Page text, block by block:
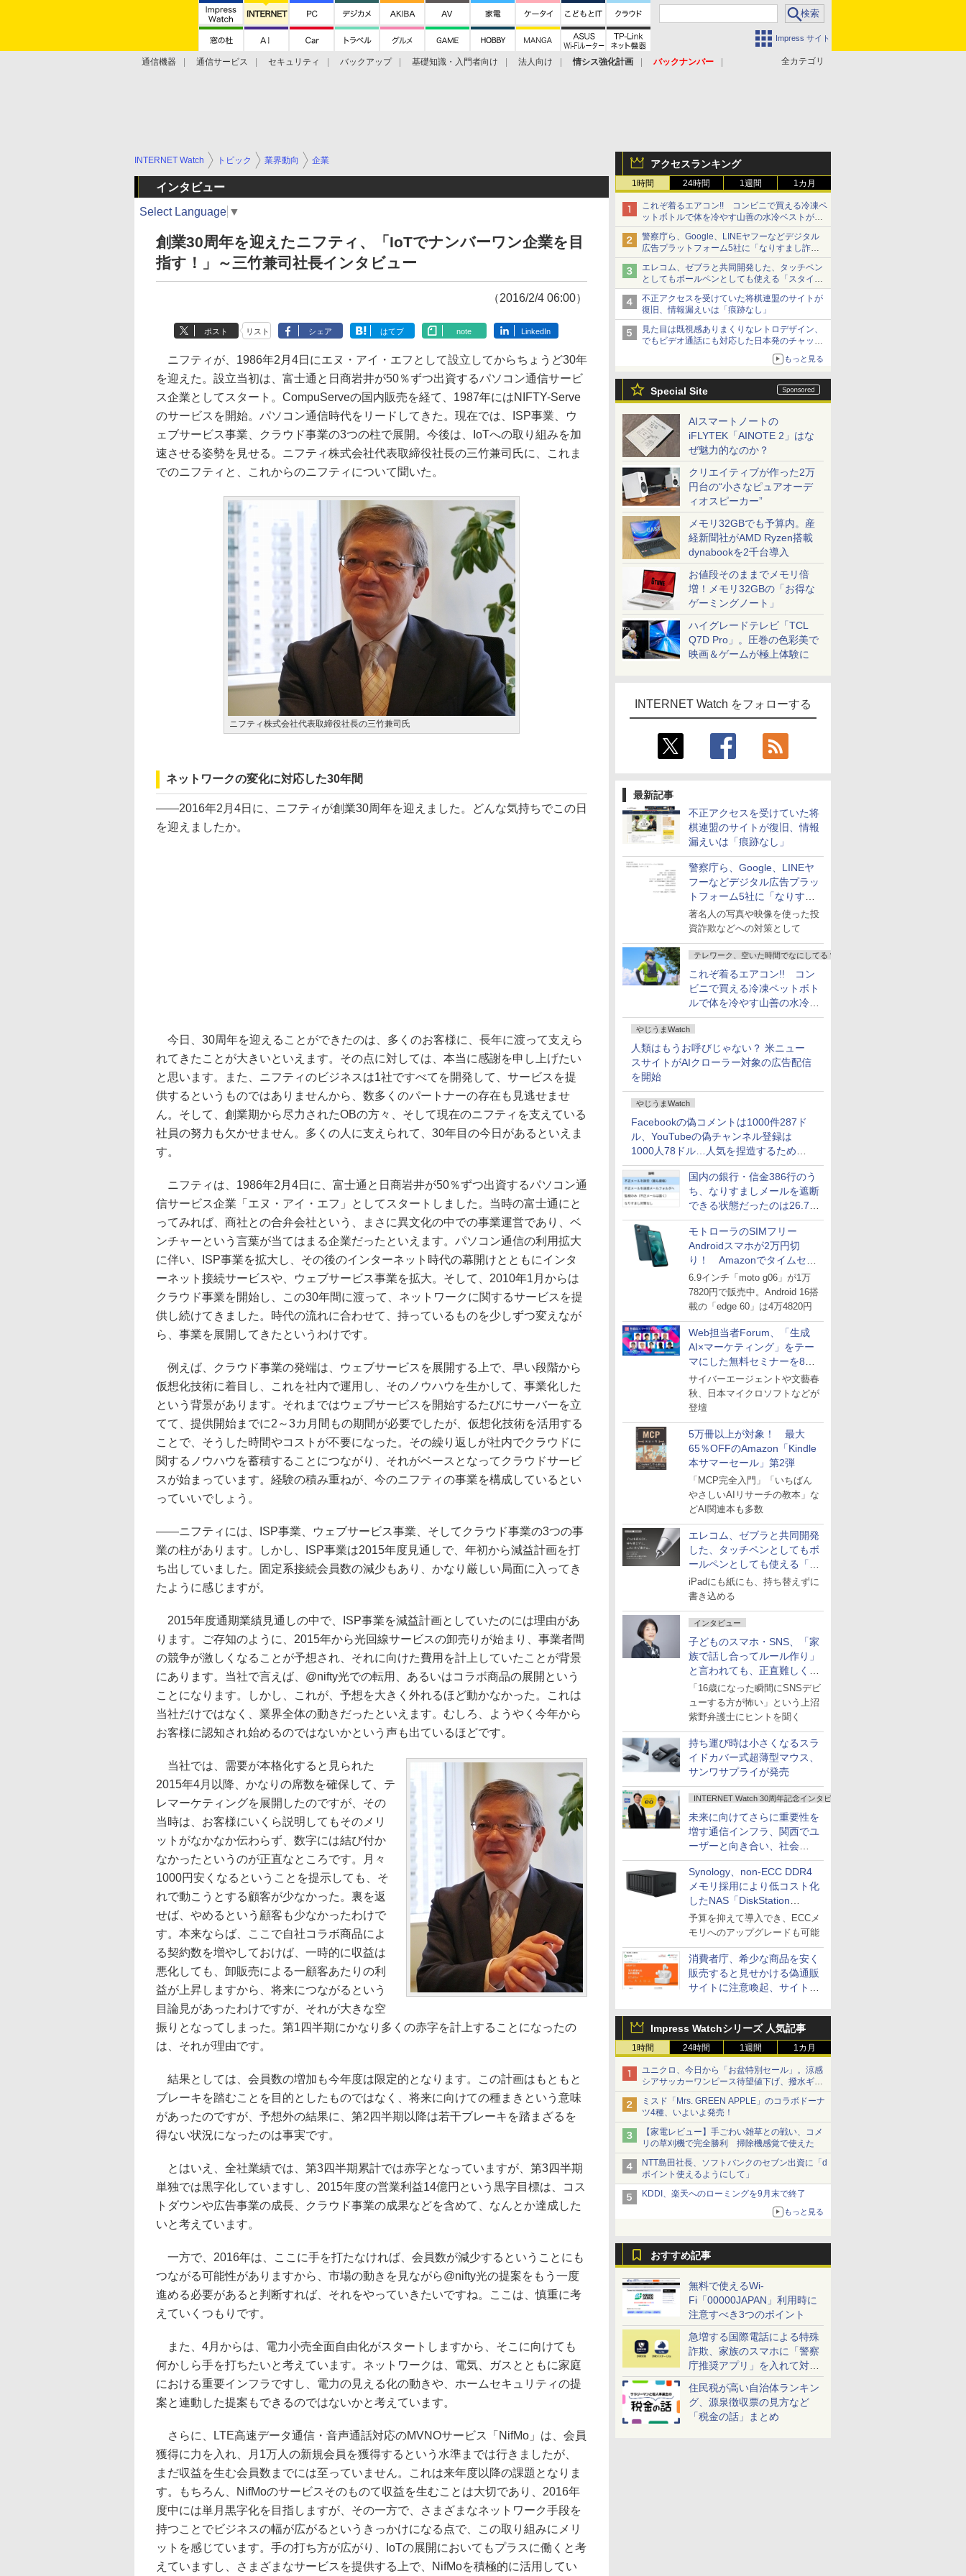
Impress サイト
全カテゴリ
通信機器 通信サービス セキュリティ バックアップ 基礎知識・入門者向け 法人向け 情シス強化計画
バックナンバー
アクセスランキング
1時間 24時間 1週間 1カ月
これぞ着るエアコン!! コンビニで買える冷凍ペ
ットボトルで体を冷やす山善の水冷ベストがロ
ードバイクにちょうどいい【ぼっち・ざ・ろー
ど！その14】【空いた時間でなにしてる？】
警察庁ら、Google、LINEヤフーなどデジタル
広告プラットフォーム5社に「なりすまし詐欺
広告」対策強化を要請 著名人の写真や映像を
使った投資詐欺などへの対策として
エレコム、ゼブラと共同開発した、タッチペン
としてもボールペンとしても使える「スタイラ
スツーウェイ」発売 iPadにも紙にも、持ち替
えずに書き込める
不正アクセスを受けていた将棋連盟のサイトが
復旧、情報漏えいは「痕跡なし」
見た目は既視感ありまくりなレトロデザイン、
でもビデオ通話にも対応した日本発のチャット
もっと見る
Special Site
AIスマートノートの
iFLYTEK「AINOTE 2」はな
ぜ魅力的なのか？
クリエイティブが作った2万
円台の“小さなピュアオーデ
ィオスピーカー”
メモリ32GBでも予算内。産
経新聞社がAMD Ryzen搭載
dynabookを2千台導入
お値段そのままでメモリ倍
増！メモリ32GBの「お得な
ゲーミングノート」
ハイグレードテレビ「TCL
Q7D Pro」。圧巻の色彩美で
映画＆ゲームが極上体験に
INTERNET Watch をフォローする
最新記事
不正アクセスを受けていた将
棋連盟のサイトが復旧、情報
漏えいは「痕跡なし」
警察庁ら、Google、LINEヤ
フーなどデジタル広告プラッ
トフォーム5社に「なりすま
し詐欺広告」対策強化を要請
著名人の写真や映像を使った投
資詐欺などへの対策として
テレワーク、空いた時間でなにしてる？
これぞ着るエアコン!! コン
ビニで買える冷凍ペットボト
ルで体を冷やす山善の水冷ベ
ストがロードバイクにちょう
どいい【ぼっち・ざ・ろー
ど！その14】
やじうまWatch
人類はもうお呼びじゃない？ 米ニュー
スサイトがAIクローラー対象の広告配信
を開始
やじうまWatch
Facebookの偽コメントは1000件287ド
ル、YouTubeの偽チャンネル登録は
1000人78ドル…人気を捏造するための
価格リストが公開中
国内の銀行・信金386行のう
ち、なりすましメールを遮断
できる状態だったのは26.7％
にとどまる～GMOブランド
セキュリティ調査
モトローラのSIMフリー
Androidスマホが2万円切
り！ Amazonでタイムセー
ル
6.9インチ「moto g06」が1万
7820円で販売中。Android 16搭
載の「edge 60」は4万4820円
Web担当者Forum、「生成
AI×マーケティング」をテー
マにした無料セミナーを8月
27日にオンライン開催
サイバーエージェントや文藝春
秋、日本マイクロソフトなどが
登壇
5万冊以上が対象！ 最大
65％OFFのAmazon「Kindle
本サマーセール」第2弾
「MCP完全入門」「いちばん
やさしいAIリサーチの教本」な
どAI関連本も多数
エレコム、ゼブラと共同開発
した、タッチペンとしてもボ
ールペンとしても使える「ス
タイラスツーウェイ」発売
iPadにも紙にも、持ち替えずに
書き込める
インタビュー
子どものスマホ・SNS、「家
族で話し合ってルール作り」
と言われても、正直難しくな
いですか？
「16歳になった瞬間にSNSデビ
ューする方が怖い」という上沼
紫野弁護士にヒントを聞く
持ち運び時は小さくなるスラ
イドカバー式超薄型マウス、
サンワサプライが発売
INTERNET Watch 30周年記念インタビュー
未来に向けてさらに重要性を
増す通信インフラ、関西でユ
ーザーと向き合い、社会
の“あたらしい”を起動し続け
る～オプテージ
Synology、non-ECC DDR4
メモリ採用により低コスト化
したNAS「DiskStation
neo+」シリーズ
予算を抑えて導入でき、ECCメ
モリへのアップグレードも可能
消費者庁、希少な商品を安く
販売すると見せかける偽通販
サイトに注意喚起、サイト名
Impress Watchシリーズ 人気記事
1時間 24時間 1週間 1カ月
ユニクロ、今日から「お盆特別セール」。涼感
シアサッカーワンピース待望値下げ、撥水ギア
ショーツは1990円に
ミスド「Mrs. GREEN APPLE」のコラボドーナ
ツ4種、いよいよ発売！
【家電レビュー】手ごわい雑草との戦い、コメ
リの草刈機で完全勝利 掃除機感覚で使えた
NTT島田社長、ソフトバンクのセブン出資に「d
ポイント使えるようにして」
KDDI、楽天へのローミングを9月末で終了
もっと見る
おすすめ記事
無料で使えるWi-
Fi「00000JAPAN」利用時に
注意すべき3つのポイント
急増する国際電話による特殊
詐欺、家族のスマホに「警察
庁推奨アプリ」を入れて対策
しよう！
住民税が高い自治体ランキン
グ、源泉徴収票の見方など
「税金の話」まとめ
INTERNET Watch トピック 業界動向 企業
インタビュー
Select Language ▼
創業30周年を迎えたニフティ、「IoTでナンバーワン企業を目
指す！」～三竹兼司社長インタビュー
（2016/2/4 06:00）
ポスト リスト シェア はてブ note LinkedIn
ニフティが、1986年2月4日にエヌ・アイ・エフとして設立してからちょうど30年
を迎えた。設立当初は、富士通と日商岩井が50％ずつ出資するパソコン通信サービ
ス企業としてスタート。CompuServeの国内販売を経て、1987年にはNIFTY-Serve
のサービスを開始。パソコン通信時代をリードしてきた。現在では、ISP事業、ウ
ェブサービス事業、クラウド事業の3つの柱で展開。今後は、IoTへの取り組みを加
速させる姿勢を見せる。ニフティ株式会社代表取締役社長の三竹兼司氏に、これま
でのニフティと、これからのニフティについて聞いた。
ニフティ株式会社代表取締役社長の三竹兼司氏
ネットワークの変化に対応した30年間
――2016年2月4日に、ニフティが創業30周年を迎えました。どんな気持ちでこの日
を迎えましたか。
今日、30周年を迎えることができたのは、多くのお客様に、長年に渡って支えら
れてきたことが大きいといえます。その点に対しては、本当に感謝を申し上げたい
と思います。また、ニフティのビジネスは1社ですべてを開発して、サービスを提
供するというものではありませんから、数多くのパートナーの存在も見逃せませ
ん。そして、創業期から尽力されたOBの方々、そして現在のニフティを支えている
社員の努力も欠かせません。多くの人に支えられて、30年目の今日があるといえま
す。
ニフティは、1986年2月4日に、富士通と日商岩井が50％ずつ出資するパソコン通
信サービス企業「エヌ・アイ・エフ」としてスタートしました。当時の富士通にと
ってみれば、商社との合弁会社という、まさに異文化の中での事業運営であり、ベ
ンチャーという言葉が当てはまる企業だったといえます。パソコン通信の利用拡大
に伴い、ISP事業を拡大し、その後のインターネット時代の幕開けとともにインタ
ーネット接続サービスや、ウェブサービス事業を拡大。そして、2010年1月からは
クラウド事業を開始し、この30年間に渡って、ネットワークに関するサービスを提
供し続けてきました。時代の流れに合わせて、持っているものを少しずつ変えなが
ら、事業を展開してきたというわけです。
例えば、クラウド事業の発端は、ウェブサービスを展開する上で、早い段階から
仮想化技術に着目し、これを社内で運用し、そのノウハウを生かして、事業化した
という背景があります。それまではウェブサービスを開始するたびにサーバーを立
てて、提供開始までに2～3カ月間もの期間が必要でしたが、仮想化技術を活用する
ことで、そうした時間やコストが不要になった。その繰り返しが社内でクラウドに
関するノウハウを蓄積することにつながり、それがベースとなってクラウドサービ
スが始まっています。経験の積み重ねが、今のニフティの事業を構成しているとい
っていいでしょう。
――ニフティには、ISP事業、ウェブサービス事業、そしてクラウド事業の3つの事
業の柱があります。しかし、ISP事業は2015年度見通しで、年初から減益計画を打
ち出していました。固定系接続会員数の減少もあり、かなり厳しい局面に入ってき
たように感じますが。
2015年度通期業績見通しの中で、ISP事業を減益計画としていたのには理由があ
ります。ご存知のように、2015年から光回線サービスの卸売りが始まり、事業者間
の競争が激しくなることが予想され、それに向けた費用を計上していたことが背景
にあります。当社で言えば、@nifty光での転用、あるいはコラボ商品の展開という
ことになります。しかし、これが、予想を大きく外れるほど動かなかった。これは
当社だけではなく、業界全体の動きだったといえます。むしろ、ようやく今年から
お客様に認知され始めるのではないかという声も出ているほどです。
当社では、需要が本格化すると見られた
2015年4月以降、かなりの席数を確保して、テ
レマーケティングを展開したのですが、その
当時は、お客様にいくら説明してもそのメリ
ットがなかなか伝わらず、数字には結び付か
なかったというのが正直なところです。月々
1000円安くなるということを提示しても、そ
れで動こうとする顧客が少なかった。裏を返
せば、やめるという顧客も少なかったわけで
す。本来ならば、ここで自社コラボ商品によ
る契約数を増やしておけば、一時的に収益は
悪化しても、卸販売による一顧客あたりの利
益が上昇しますから、将来につながるという
目論見があったわけですが、それが大きな空
振りとなってしまった。第1四半期にかなり多くの赤字を計上することになったの
は、それが理由です。
結果としては、会員数の増加も今年度は限定的となります。この計画はもともと
ブレーキを踏むことを目的としたものではなく、将来に向けての種まきという意味
があったのですが、予想外の結果に、第2四半期以降は若干ブレーキを踏まざるを
得ない状況になったのは事実です。
とはいえ、全社業績では、第3四半期累計では赤字となっていますが、第3四半期
単独では黒字化していますし、2015年度の営業利益14億円という黒字目標は、コス
トダウンや広告事業の成長、クラウド事業の成果などを含めて、なんとか達成した
いと考えています。
一方で、2016年は、ここに手を打たなければ、会員数が減少するということにも
つながる可能性がありますから、市場の動きを見ながら@nifty光の提案をもう一度
進める必要があると判断すれば、それをやっていきたいですね。ここは、慎重に考
えていくつもりです。
また、4月からは、電力小売全面自由化がスタートしますから、そこに向けても
何かしら手を打ちたいと考えています。ネットワークは、電気、ガスとともに家庭
における重要インフラですし、電力の見える化の動きや、ホームセキュリティの提
案と連動した提案もできるのではないかと考えています。
さらに、LTE高速データ通信・音声通話対応のMVNOサービス「NifMo」は、会員
獲得に力を入れ、月1万人の新規会員を獲得するという水準までは行きましたが、
まだ収益を生む会員数までには至っていません。これは来年度以降の課題となりま
す。もちろん、NifMoのサービスそのものて収益を生むことは大切であり、2016年
度中には単月黒字化を目指しますが、その一方で、さまざまなネットワーク手段を
持つことでビジネスの幅が広がるというきっかけになる点で、この取り組みにメリ
ットを感じています。手の打ち方が広がり、IoTの展開においてもプラスに働くと考
えていますし、さまざまなサービスを提供する上で、NifMoを積極的に活用してい